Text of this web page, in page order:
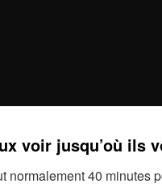
voir jusqu’où ils
normalement 40 minutes